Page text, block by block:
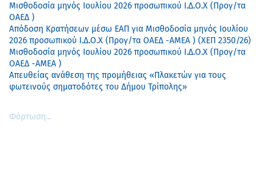
Μισθοδοσία μηνός Ιουλίου 2026 προσωπικού Ι.Δ.Ο.Χ (Προγ/τα
ΟΑΕΔ )
Απόδοση Κρατήσεων μέσω ΕΑΠ για Μισθοδοσία μηνός Ιουλίου
2026 προσωπικού Ι.Δ.Ο.Χ (Προγ/τα ΟΑΕΔ -ΑΜΕΑ ) (ΧΕΠ 2350/26)
Μισθοδοσία μηνός Ιουλίου 2026 προσωπικού Ι.Δ.Ο.Χ (Προγ/τα
ΟΑΕΔ -ΑΜΕΑ )
Απευθείας ανάθεση της προμήθειας «Πλακετών για τους
φωτεινούς σηματοδότες του Δήμου Τρίπολης»
Φόρτωση...